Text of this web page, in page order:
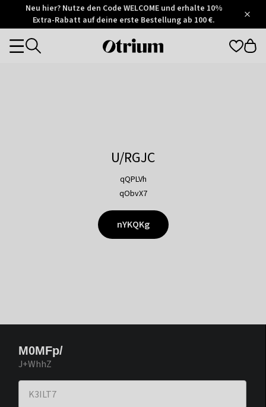
Otrium
Trustpilot
Neu hier? Nutze den Code WELCOME und erhalte 10%
Extra-Rabatt auf deine erste Bestellung ab 100 €.
Otrium
Categories
U/RGJC
qQPLVh
qObvX7
nYKQKg
M0MFp/
J+WhhZ